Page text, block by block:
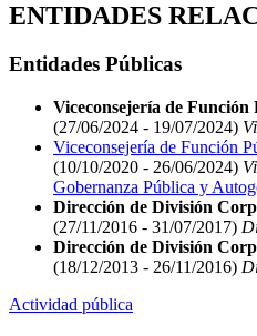
ENTIDADES
Entidades Públicas
Viceconsejería de
(27/06/2024 - 19/07/2024)
Viceconsejería de Función
(10/10/2020 - 26/06/2024)
Gobernanza Pública y
Dirección de División
(27/11/2016 - 31/07/2017)
Dirección de División
(18/12/2013 - 26/11/2016)
Actividad pública